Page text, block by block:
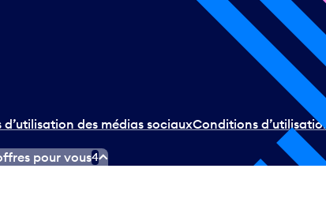
des médias sociauxConditions d’utilisation
pour vous4